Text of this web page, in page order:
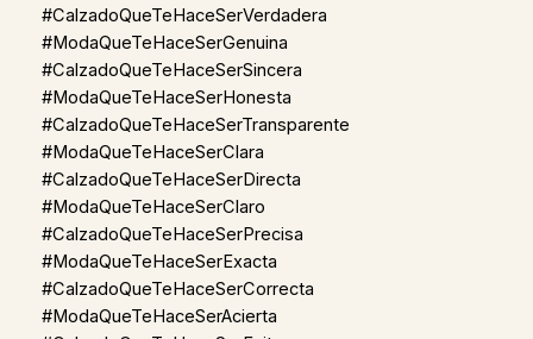
#CalzadoQueTeHaceSerVerdadera
#ModaQueTeHaceSerGenuina
#CalzadoQueTeHaceSerSincera
#ModaQueTeHaceSerHonesta
#CalzadoQueTeHaceSerTransparente
#ModaQueTeHaceSerClara
#CalzadoQueTeHaceSerDirecta
#ModaQueTeHaceSerClaro
#CalzadoQueTeHaceSerPrecisa
#ModaQueTeHaceSerExacta
#CalzadoQueTeHaceSerCorrecta
#ModaQueTeHaceSerAcierta